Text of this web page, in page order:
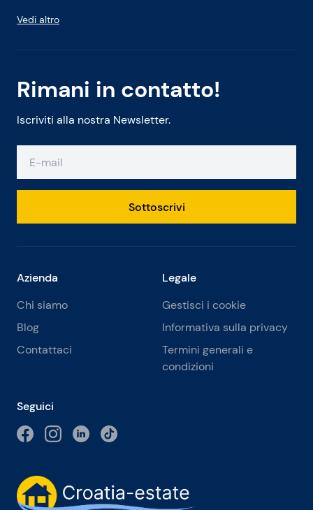
Rimani in contatto!
Iscriviti alla nostra Newsletter.
Sottoscrivi
Vedi altro
Azienda
Chi siamo
Blog
Contattaci
Legale
Gestisci i cookie
Informativa sulla privacy
Termini generali e
condizioni
Seguici